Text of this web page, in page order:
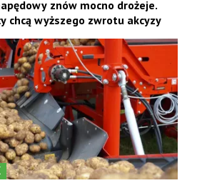
znów mocno drożeje.
chcą wyższego zwrotu akcyzy